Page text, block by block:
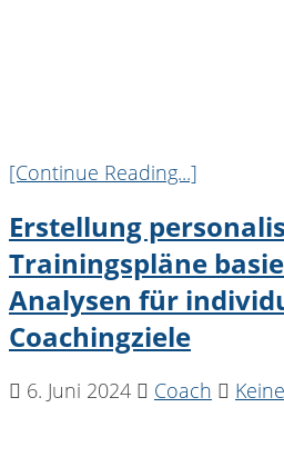
[Continue Reading...]
Erstellung
Trainingspläne
Analysen für
Coachingziele
6. Juni 2024 Coach